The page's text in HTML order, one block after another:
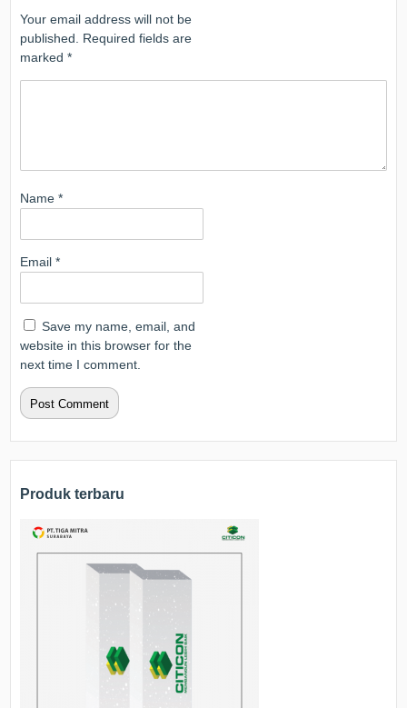
Your email address will not be
published.
Required fields are
marked*
Name*
Email*
Save my name, email, and
website in this browser for the
next time I comment.
Produk terbaru